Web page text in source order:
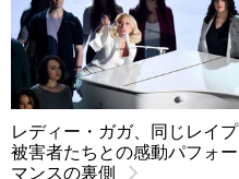
レディー・ガガ、同じレイプ
被害者たちとの感動パフォー
マンスの裏側